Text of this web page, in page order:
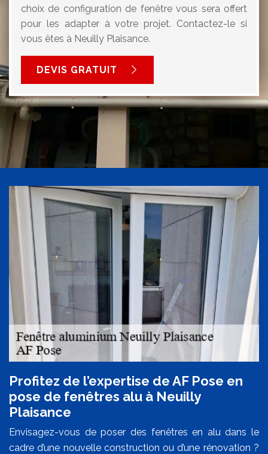
choix de configuration de fenêtre vous sera offert
pour les adapter à votre projet. Contactez-le si
vous êtes à Neuilly Plaisance.
DEVIS GRATUIT
Profitez de l’expertise de AF Pose en
pose de fenêtres alu à Neuilly
Plaisance
Envisagez-vous de poser des fenêtres en alu dans le
cadre d’une nouvelle construction ou d’une rénovation ?